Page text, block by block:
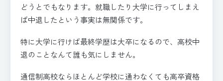
どうとでもなります。就職したり大学に行ってしまえ
ば中退したという事実は無関係です。
特に大学に行けば最終学歴は大卒になるので、高校中
退のことなんて誰も気にしません。
通信制高校ならほとんど学校に通わなくても高卒資格